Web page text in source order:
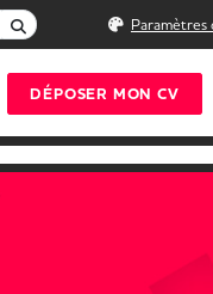
Rechercher Paramètres
DÉPOSER MON CV